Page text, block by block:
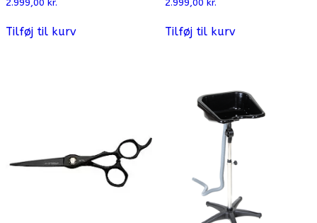
Tilføj til kurv Tilføj til kurv